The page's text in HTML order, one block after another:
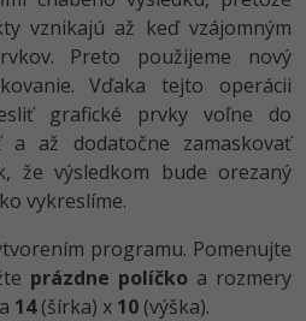
-25%
-80%
vznikajú až keď vzájomným
Preto použijeme nový
Vďaka tejto operácii
grafické prvky voľne do
až dodatočne zamaskovať
že výsledkom bude orezaný
vykreslíme.
programu. Pomenujte
prázdne políčko a rozmery
14(šírka) x 10 (výška).